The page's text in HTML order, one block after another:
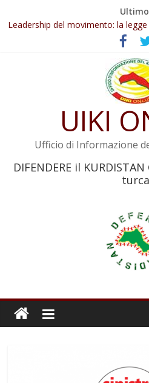
Abdullah Öcalan: Le legge
legge positiva
Leadership del movimento: la
Commissione donne del KNK:
Non tenere conto della situazione
Il KNK chiede un’azione
UIKI
Ufficio di Informazione
DIFENDERE il
turca